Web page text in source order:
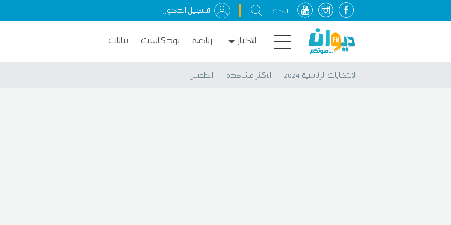
تسجيل الدخول
الاخبار رياضة بودكاست بيانات
الانتخابات الرئاسية 2024 الأكثر مشاهدة الطقس